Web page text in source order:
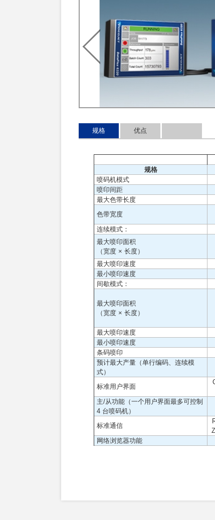
规格 优点
规格
喷码机模式
喷印间距
最大色带长度
色带宽度
连续模式：
最大喷印面积
（宽度 × 长度）
最大喷印速度
最小喷印速度
间歇模式：
最大喷印面积
（宽度 × 长度）
最大喷印速度
最小喷印速度
条码喷印
预计最大产量（单行编码、连续模
式）
标准用户界面
主/从功能（一个用户界面最多可控制
4 台喷码机）
标准通信
网络浏览器功能